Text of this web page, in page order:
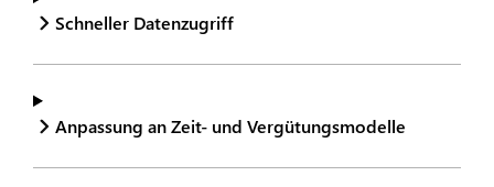
Schneller Datenzugriff
Anpassung an Zeit- und Vergütungsmodelle